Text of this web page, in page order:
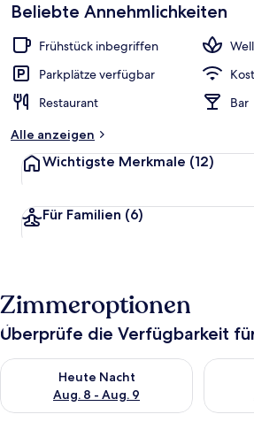
Beliebte Annehmlichkeiten
Frühstück inbegriffen
Parkplätze verfügbar
Restaurant
Bar
Alle anzeigen
Wichtigste Merkmale (12)
Für Familien (6)
Zimmeroptionen
Überprüfe die Verfügbarkeit
Heute Nacht
Aug. 8 - Aug. 9
Überprüfe die Verfügbarkeit für heute